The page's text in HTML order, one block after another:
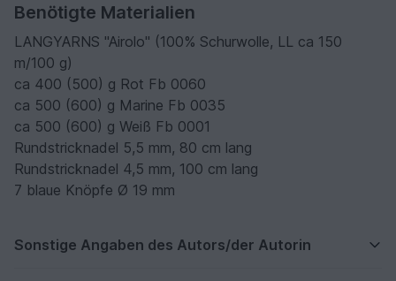
Benötigte Materialien
LANGYARNS "Airolo" (100% Schurwolle, LL ca 150
m/100 g)
ca 400 (500) g Rot Fb 0060
ca 500 (600) g Marine Fb 0035
ca 500 (600) g Weiß Fb 0001
Rundstricknadel 5,5 mm, 80 cm lang
Rundstricknadel 4,5 mm, 100 cm lang
7 blaue Knöpfe Ø 19 mm
Sonstige Angaben des Autors/der Autorin